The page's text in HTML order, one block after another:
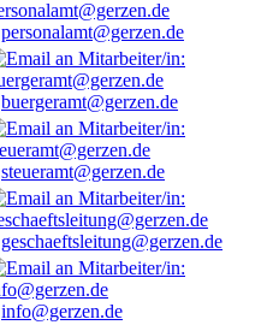
personalamt@gerzen.de
buergeramt@gerzen.de
steueramt@gerzen.de
geschaeftsleitung@gerzen.de
info@gerzen.de